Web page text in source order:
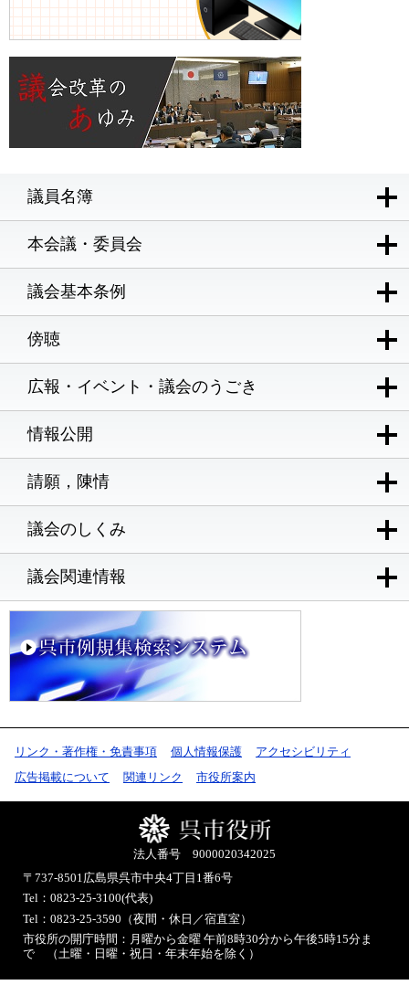
議員名簿
本会議・委員会
議会基本条例
傍聴
広報・イベント・議会のうごき
情報公開
請願，陳情
議会のしくみ
議会関連情報
リンク・著作権・免責事項 個人情報保護
アクセシビリティ
広告掲載について
関連リンク 市役所案内
法人番号 9000020342025
〒737-8501広島県呉市中央4丁目1番6号
Tel：0823-25-3100(代表)
Tel：0823-25-3590（夜間・休日／宿直室）
市役所の開庁時間：月曜から金曜 午前8時30分から午後5時15分ま
で （土曜・日曜・祝日・年末年始を除く）